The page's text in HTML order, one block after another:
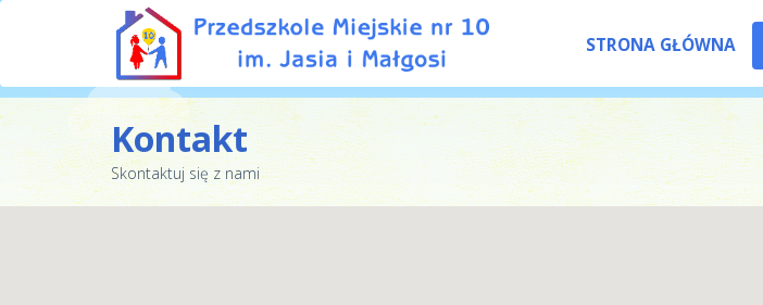
STRONA GŁÓWNA
Kontakt
Skontaktuj się z nami